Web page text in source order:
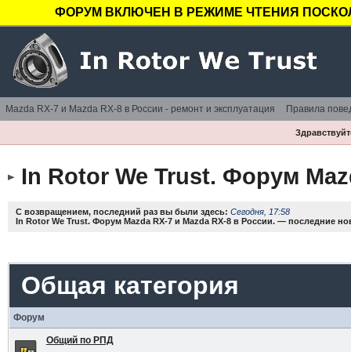
ФОРУМ ВКЛЮЧЕН В РЕЖИМЕ ЧТЕНИЯ
Mazda RX-7 и Mazda RX-8 в России - ремонт и эксплуатация Правила
In Rotor We Trust. Форум
С возвращением, последний раз вы были здесь: Сегодня, 17:58
In Rotor We Trust. Форум Mazda RX-7 и Mazda RX-8 в России. — последние
Общая категория
Форум
Общий по РПД